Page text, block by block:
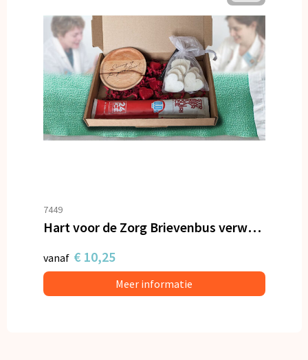
7449
Hart voor de Zorg Brievenbus verwenpakket
vanaf € 10,25
Meer informatie